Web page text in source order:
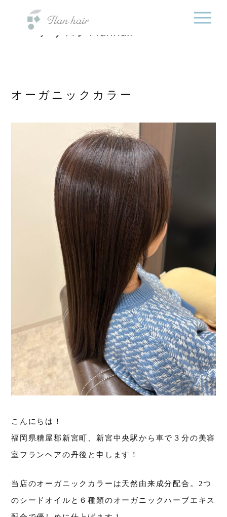
院・半個室オーガニック
ヘアサロンFlanhair
オーガニックカラー
こんにちは！
福岡県糟屋郡新宮町、新宮中央駅から車で３分の美容
室フランヘアの丹後と申します！
当店のオーガニックカラーは天然由来成分配合。2つ
のシードオイルと６種類のオーガニックハーブエキス